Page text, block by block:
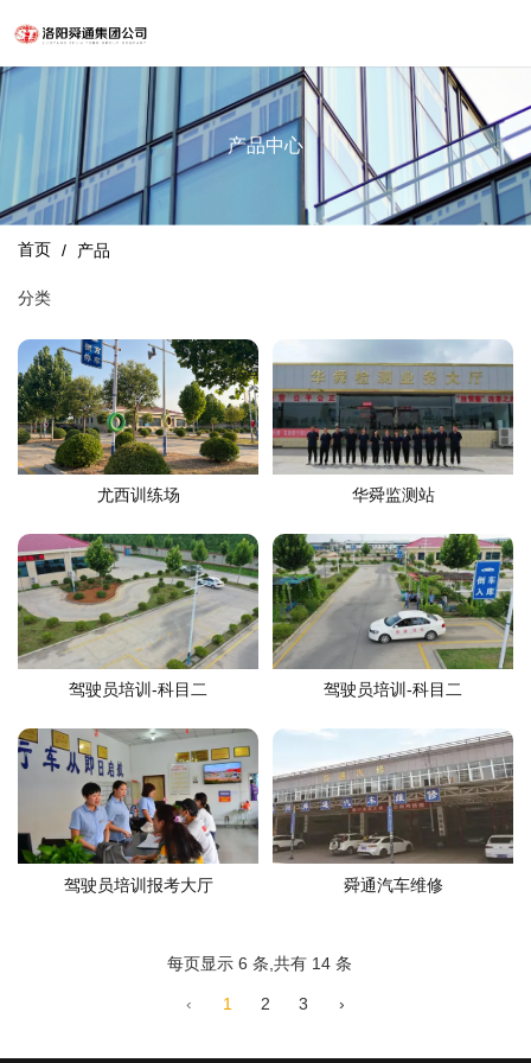
产品中心
首页 / 产品
分类
尤西训练场 华舜监测站
驾驶员培训-科目二 驾驶员培训-科目二
驾驶员培训报考大厅 舜通汽车维修
每页显示 6 条,共有 14 条
‹ 1 2 3 ›